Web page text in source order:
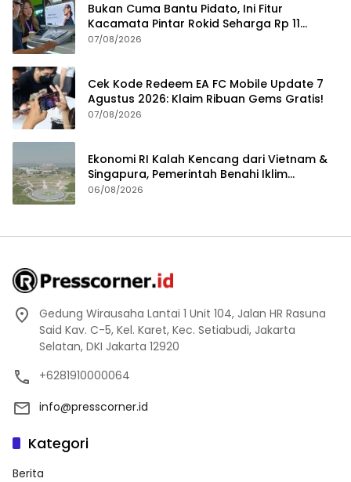
Bukan Cuma Bantu Pidato, Ini Fitur
Kacamata Pintar Rokid Seharga Rp 11
Jutaan
07/08/2026
Cek Kode Redeem EA FC Mobile Update 7
Agustus 2026: Klaim Ribuan Gems Gratis!
07/08/2026
Ekonomi RI Kalah Kencang dari Vietnam &
Singapura, Pemerintah Benahi Iklim
Investasi
06/08/2026
Gedung Wirausaha Lantai 1 Unit 104, Jalan HR Rasuna
Said Kav. C-5, Kel. Karet, Kec. Setiabudi, Jakarta
Selatan, DKI Jakarta 12920
+6281910000064
info@presscorner.id
Kategori
Berita